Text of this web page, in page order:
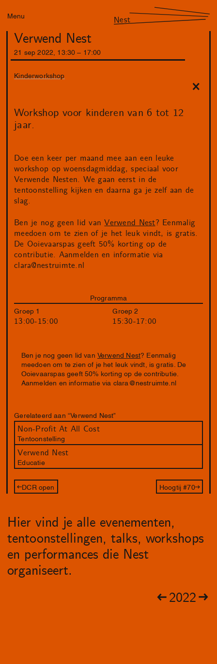
Menu Nest
Verwend Nest
21 sep 2022 13 :30 17 :00
Kinderworkshop
Workshop voor kinderen van 6 tot 12
jaar.
Doe een keer per maand mee aan een leuke
workshop op woensdagmiddag, speciaal voor
Verwende Nesten. We gaan eerst in de
tentoonstelling kijken en daarna ga je zelf aan de
slag.
Ben je nog geen lid vanVerwend Nest? Eenmalig
meedoen om te zien of je het leuk vindt, is gratis.
De Ooievaarspas geeft 50% korting op de
contributie. Aanmelden en informatie via
clara@nestruimte.nl
Programma
Groep 1
13:00-15:00
Groep 2
15:30-17:00
Ben je nog geen lid van Verwend Nest? Eenmalig
meedoen om te zien of je het leuk vindt, is gratis. De
Ooievaarspas geeft 50% korting op de contributie.
Aanmelden en informatie via clara@nestruimte.nl
Gerelateerd aan “Verwend Nest”
Non-Profit At All Cost
Tentoonstelling
Verwend Nest
Educatie
DCR open Hoogtij #70
Hier vind je alle evenementen,
tentoonstellingen, talks, workshops
en performances die Nest
organiseert.
2022